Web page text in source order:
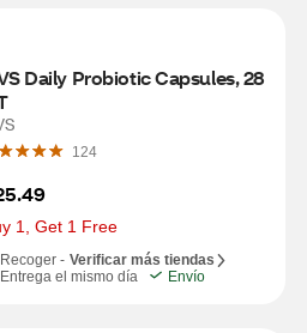
Daily Probiotic Capsules, 28
124
1, Get 1 Free
Recoger - Verificar más tiendas
Entrega el mismo día
Envío